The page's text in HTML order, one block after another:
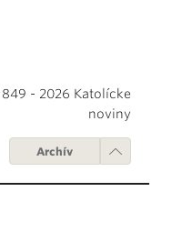
- 2026 Katolícke
noviny
Archív